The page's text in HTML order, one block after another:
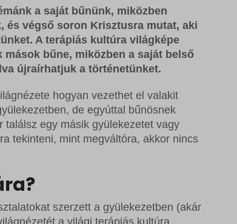
a saját bűnünk, miközben
és végső soron Krisztusra mutat, aki
A terápiás kultúra világképe
bűne, miközben a saját belső
újraírhatjuk a történetünket.
hogyan vezethet el valakit
de egyúttal bűnösnek
egy másik gyülekezetet vagy
tekinteni, mint megváltóra, akkor nincs
szerzett a gyülekezetben (akár